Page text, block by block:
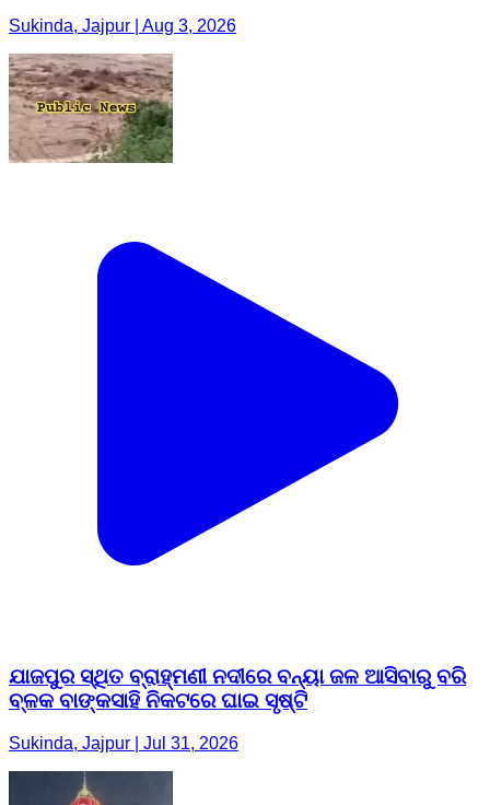
Sukinda, Jajpur | Aug 3, 2026
ଯାଜପୁର ସ୍ଥିତ ବ୍ରାହ୍ମଣୀ ନଦୀରେ ବନ୍ୟା ଜଳ ଆସିବାରୁ ବରି
ବ୍ଳକ ବାଙ୍କସାହି ନିକଟରେ ଘାଇ ସୃଷ୍ଟି
Sukinda, Jajpur | Jul 31, 2026